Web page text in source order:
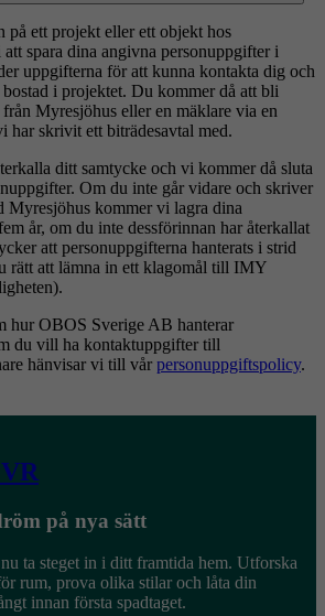
på ett projekt eller ett objekt hos
spara dina angivna personuppgifter i
uppgifterna för att kunna kontakta dig och
i projektet. Du kommer då att bli
Myresjöhus eller en mäklare via en
har skrivit ett biträdesavtal med.
ditt samtycke och vi kommer då sluta
Om du inte går vidare och skriver
Myresjöhus kommer vi lagra dina
år, om du inte dessförinnan har återkallat
att personuppgifterna hanterats i strid
rätt att lämna in ett klagomål till IMY
hur OBOS Sverige AB hanterar
du vill ha kontaktuppgifter till
hänvisar vi till vår personuppgiftspolicy.
på nya sätt
ta steget in i ditt framtida hem. Utforska
rum, prova olika stilar och låta din
innan första spadtaget.